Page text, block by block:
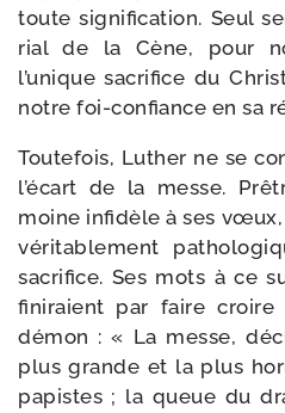
toute signi­fi­ca­tion. Seul
rial de la Cène, pour
l’unique sacri­fice du
notre foi-​confiance en sa
Toutefois, Luther ne se
l’écart de la messe.
moine infi­dèle à ses
véri­ta­ble­ment
sacri­fice. Ses mots à ce
fini­raient par faire croire
démon : « La messe,
plus grande et la plus
papistes ; la queue du